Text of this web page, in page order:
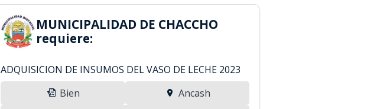
MUNICIPALIDAD DE CHACCHO
requiere:
ADQUISICION DE INSUMOS DEL VASO DE LECHE 2023
Bien
Ancash